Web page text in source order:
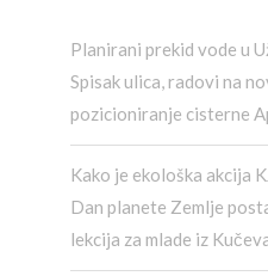
Planirani prekid vode u
Spisak ulica, radovi na
pozicioniranje cisterne
Kako je ekološka akcija
Dan planete Zemlje
lekcija za mlade iz